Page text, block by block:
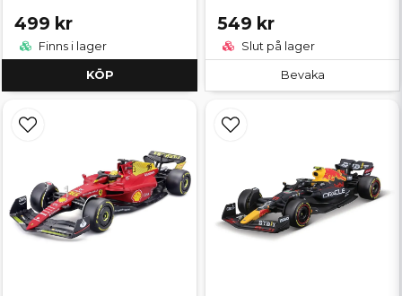
499 kr
Finns i lager
KÖP
549 kr
Slut på lager
Bevaka